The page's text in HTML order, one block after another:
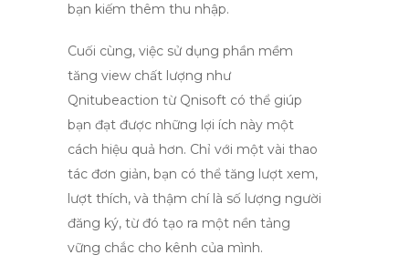
bạn kiếm thêm thu nhập.
Cuối cùng, việc sử dụng phần mềm
tăng view chất lượng như
Qnitubeaction từ Qnisoft có thể giúp
bạn đạt được những lợi ích này một
cách hiệu quả hơn. Chỉ với một vài thao
tác đơn giản, bạn có thể tăng lượt xem,
lượt thích, và thậm chí là số lượng người
đăng ký, từ đó tạo ra một nền tảng
vững chắc cho kênh của mình.